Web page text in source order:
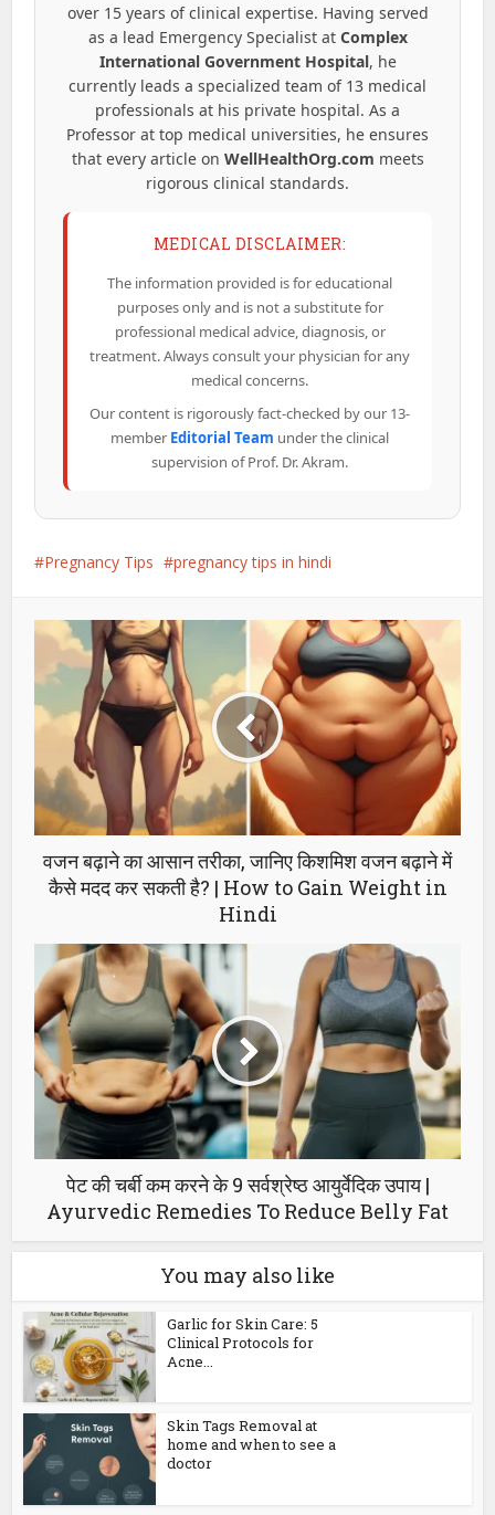
over 15 years of clinical expertise. Having served
as a lead Emergency Specialist at Complex
International Government Hospital, he
currently leads a specialized team of 13 medical
professionals at his private hospital. As a
Professor at top medical universities, he ensures
that every article on WellHealthOrg.com meets
rigorous clinical standards.
MEDICAL DISCLAIMER:
The information provided is for educational
purposes only and is not a substitute for
professional medical advice, diagnosis, or
treatment. Always consult your physician for any
medical concerns.
Our content is rigorously fact-checked by our 13-
member Editorial Team under the clinical
supervision of Prof. Dr. Akram.
Pregnancy Tips pregnancy tips in hindi
वजन बढ़ाने का आसान तरीका, जानिए किशमिश वजन बढ़ाने में
कैसे मदद कर सकती है? | How to Gain Weight in
Hindi
पेट की चर्बी कम करने के 9 सर्वश्रेष्ठ आयुर्वेदिक उपाय |
Ayurvedic Remedies To Reduce Belly Fat
You may also like
Garlic for Skin Care: 5
Clinical Protocols for
Acne...
Skin Tags Removal at
home and when to see a
doctor